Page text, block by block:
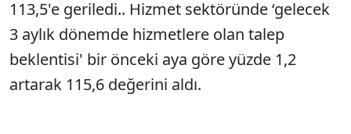
113,5'e geriledi.. Hizmet sektöründe ‘gelecek
3 aylık dönemde hizmetlere olan talep
beklentisi' bir önceki aya göre yüzde 1,2
artarak 115,6 değerini aldı.